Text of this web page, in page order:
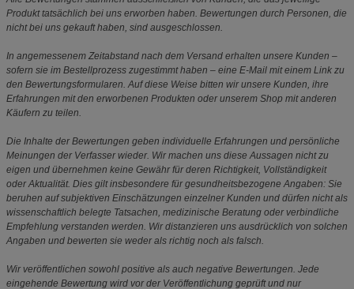
Produkt tatsächlich bei uns erworben haben. Bewertungen durch Personen, die
nicht bei uns gekauft haben, sind ausgeschlossen.
In angemessenem Zeitabstand nach dem Versand erhalten unsere Kunden –
sofern sie im Bestellprozess zugestimmt haben – eine E-Mail mit einem Link zu
den Bewertungsformularen. Auf diese Weise bitten wir unsere Kunden, ihre
Erfahrungen mit den erworbenen Produkten oder unserem Shop mit anderen
Käufern zu teilen.
Die Inhalte der Bewertungen geben individuelle Erfahrungen und persönliche
Meinungen der Verfasser wieder. Wir machen uns diese Aussagen nicht zu
eigen und übernehmen keine Gewähr für deren Richtigkeit, Vollständigkeit
oder Aktualität. Dies gilt insbesondere für gesundheitsbezogene Angaben: Sie
beruhen auf subjektiven Einschätzungen einzelner Kunden und dürfen nicht als
wissenschaftlich belegte Tatsachen, medizinische Beratung oder verbindliche
Empfehlung verstanden werden. Wir distanzieren uns ausdrücklich von solchen
Angaben und bewerten sie weder als richtig noch als falsch.
Wir veröffentlichen sowohl positive als auch negative Bewertungen. Jede
eingehende Bewertung wird vor der Veröffentlichung geprüft und nur